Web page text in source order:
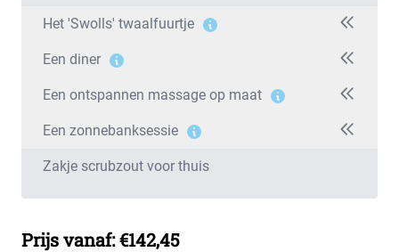
Het 'Swolls' twaalfuurtje
Een diner
Een ontspannen massage op maat
Een zonnebanksessie
Zakje scrubzout voor thuis
Prijs vanaf: €142,45